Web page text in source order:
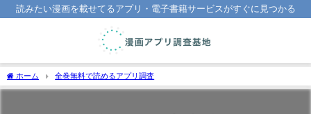
読みたい漫画を載せてるアプリ・電子書籍サービスがすぐに見つかる
ホーム 全巻無料で読めるアプリ調査